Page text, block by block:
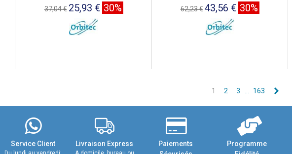
37,04 € 25,93 € 30% 62,23 €43,56 € 30%
1 2 3 … 163
Service Client Livraison Express
Paiements
Programme